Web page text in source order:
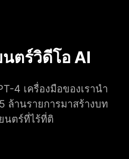
ตร์วิดีโอ AI
4 เครื่องมือของเรานำ
ล้านรายการมาสร้างบท
นตร์ที่ไร้ที่ติ